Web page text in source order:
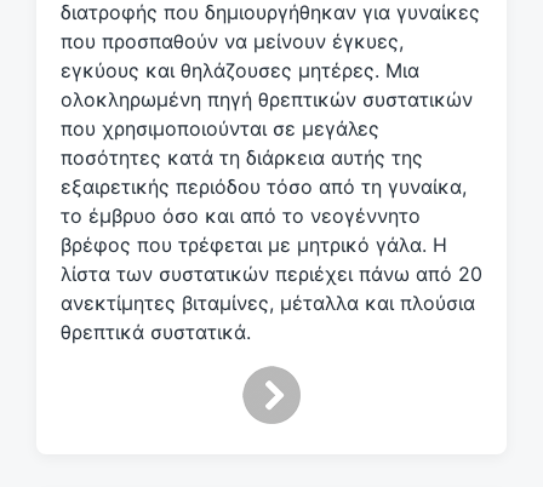
διατροφής που δημιουργήθηκαν για γυναίκες
που προσπαθούν να μείνουν έγκυες,
εγκύους και θηλάζουσες μητέρες. Μια
ολοκληρωμένη πηγή θρεπτικών συστατικών
που χρησιμοποιούνται σε μεγάλες
ποσότητες κατά τη διάρκεια αυτής της
εξαιρετικής περιόδου τόσο από τη γυναίκα,
το έμβρυο όσο και από το νεογέννητο
βρέφος που τρέφεται με μητρικό γάλα. Η
λίστα των συστατικών περιέχει πάνω από 20
ανεκτίμητες βιταμίνες, μέταλλα και πλούσια
θρεπτικά συστατικά.